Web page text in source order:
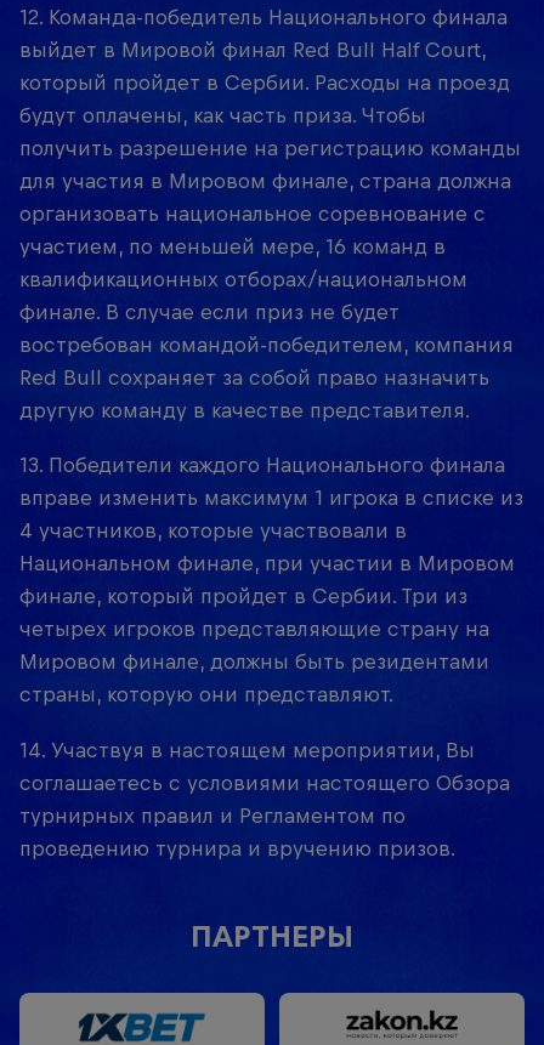
12. Команда-победитель Национального финала
выйдет в Мировой финал Red Bull Half Court,
который пройдет в Сербии. Расходы на проезд
будут оплачены, как часть приза. Чтобы
получить разрешение на регистрацию команды
для участия в Мировом финале, страна должна
организовать национальное соревнование с
участием, по меньшей мере, 16 команд в
квалификационных отборах/национальном
финале. В случае если приз не будет
востребован командой-победителем, компания
Red Bull сохраняет за собой право назначить
другую команду в качестве представителя.
13. Победители каждого Национального финала
вправе изменить максимум 1 игрока в списке из
4 участников, которые участвовали в
Национальном финале, при участии в Мировом
финале, который пройдет в Сербии. Три из
четырех игроков представляющие страну на
Мировом финале, должны быть резидентами
страны, которую они представляют.
14. Участвуя в настоящем мероприятии, Вы
соглашаетесь с условиями настоящего Обзора
турнирных правил и Регламентом по
проведению турнира и вручению призов.
ПАРТНЕРЫ